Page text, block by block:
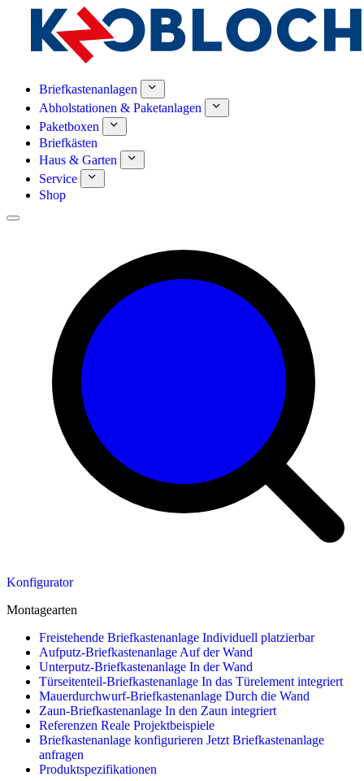
Briefkastenanlagen
Abholstationen & Paketanlagen
Paketboxen
Briefkästen
Haus & Garten
Service
Shop
Konfigurator
Montagearten
Freistehende Briefkastenanlage Individuell platzierbar
Aufputz-Briefkastenanlage Auf der Wand
Unterputz-Briefkastenanlage In der Wand
Türseitenteil-Briefkastenanlage In das Türelement integriert
Mauerdurchwurf-Briefkastenanlage Durch die Wand
Zaun-Briefkastenanlage In den Zaun integriert
Referenzen Reale Projektbeispiele
Briefkastenanlage konfigurieren Jetzt Briefkastenanlage
anfragen
Produktspezifikationen